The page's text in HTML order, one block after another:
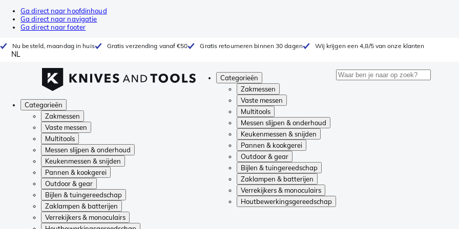
Ga direct naar hoofdinhoud
Ga direct naar navigatie
Ga direct naar footer
Nu besteld, maandag in huis Gratis verzending vanaf €50 Gratis retourneren binnen 30 dagen Wij krijgen een 4,8/5 van onze klanten
NL
Categorieën
Zakmessen
Vaste messen
Multitools
Messen slijpen & onderhoud
Keukenmessen & snijden
Pannen & kookgerei
Outdoor & gear
Bijlen & tuingereedschap
Zaklampen & batterijen
Verrekijkers & monoculairs
Houtbewerkingsgereedschap
Categorieën
Zakmessen
Vaste messen
Multitools
Messen slijpen & onderhoud
Keukenmessen & snijden
Pannen & kookgerei
Outdoor & gear
Bijlen & tuingereedschap
Zaklampen & batterijen
Verrekijkers & monoculairs